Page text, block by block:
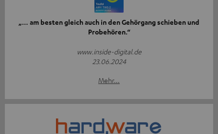
„… am besten gleich auch in den Gehörgang schieben und
Probehören.“
www.inside-digital.de
23.06.2024
Mehr...